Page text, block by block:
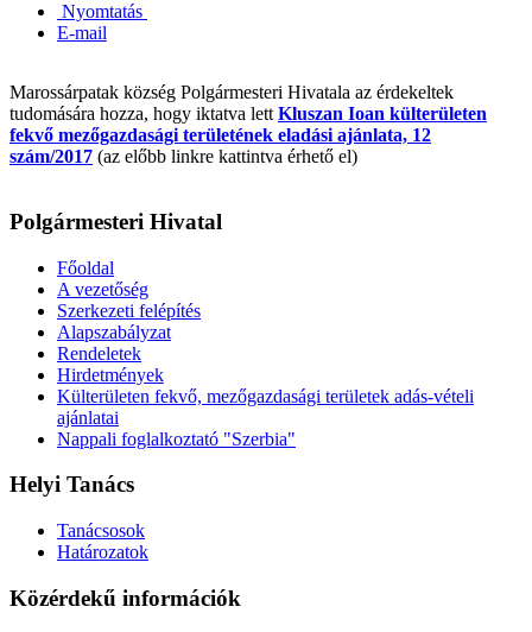
Nyomtatás
E-mail
Marossárpatak község Polgármesteri Hivatala az érdekeltek
tudomására hozza, hogy iktatva lett Kluszan Ioan külterületen
fekvő mezőgazdasági területének eladási ajánlata, 12
szám/2017 (az előbb linkre kattintva érhető el)
Polgármesteri Hivatal
Főoldal
A vezetőség
Szerkezeti felépítés
Alapszabályzat
Rendeletek
Hirdetmények
Külterületen fekvő, mezőgazdasági területek adás-vételi
ajánlatai
Nappali foglalkoztató "Szerbia"
Helyi Tanács
Tanácsosok
Határozatok
Közérdekű információk